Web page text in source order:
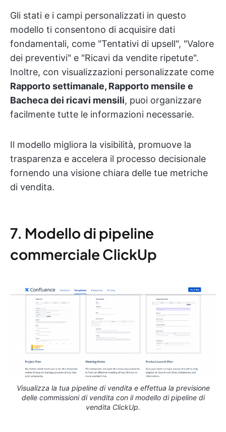
Gli stati e i campi personalizzati in questo
modello ti consentono di acquisire dati
fondamentali, come "Tentativi di upsell", "Valore
dei preventivi" e "Ricavi da vendite ripetute".
Inoltre, con visualizzazioni personalizzate come
Rapporto settimanale, Rapporto mensile e
Bacheca dei ricavi mensili, puoi organizzare
facilmente tutte le informazioni necessarie.
Il modello migliora la visibilità, promuove la
trasparenza e accelera il processo decisionale
fornendo una visione chiara delle tue metriche
di vendita.
7. Modello di pipeline
commerciale ClickUp
Visualizza la tua pipeline di vendita e effettua la previsione
delle commissioni di vendita con il modello di pipeline di
vendita ClickUp.